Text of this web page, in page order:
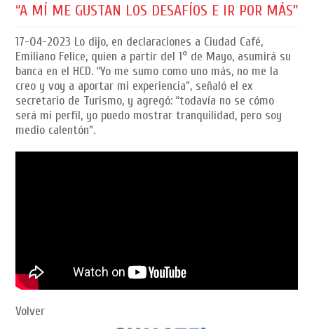
“A MÍ ME GUSTAN LOS DESAFÍOS E IR POR MÁS”
17-04-2023 Lo dijo, en declaraciones a Ciudad Café,
Emiliano Felice, quien a partir del 1° de Mayo, asumirá su
banca en el HCD. “Yo me sumo como uno más, no me la
creo y voy a aportar mi experiencia”, señaló el ex
secretario de Turismo, y agregó: “todavía no se cómo
será mi perfil, yo puedo mostrar tranquilidad, pero soy
medio calentón”.
Volver